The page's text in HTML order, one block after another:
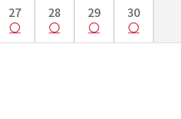
27 28 29 30